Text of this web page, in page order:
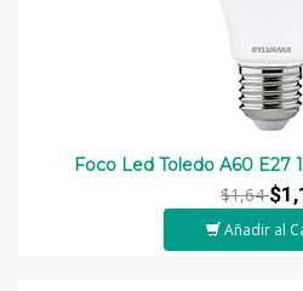
Foco Led Toledo A60 E27
$1,64
Añadir al